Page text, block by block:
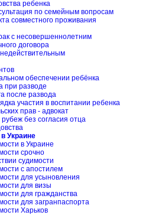
ребенка
по семейным вопросам
совместного проживания
с несовершеннолетним
договора
обеспечении ребёнка
при разводе
после развода
участия в воспитании ребенка
прав - адвокат
без согласия отца
Украине
в Украине
срочно
судимости
с апостилем
для усыновления
для визы
для гражданства
для загранпаспорта
Харьков